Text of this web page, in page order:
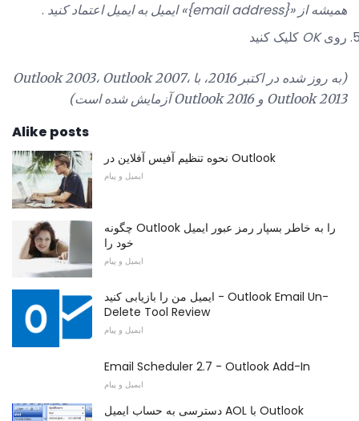
همیشه از «{email address}» ایمیل به ایمیل اعتماد کنید
.
رویOK کلیک کنید
(به روز شده در اکتبر 2016، با Outlook 2003، Outlook 2007،
Outlook 2013 و Outlook 2016 آزمایش شده است)
Alike posts
نحوه تنظیم آفیس آفلاین در Outlook
ایمیل و پیام
چگونه Outlook را به خاطر بسپار رمز عبور ایمیل
خود را
ایمیل و پیام
ایمیل من را بازیابی کنید - Outlook Email Un-
Delete Tool Review
ایمیل و پیام
Email Scheduler 2.7 - Outlook Add-In
ایمیل و پیام
دسترسی به حساب ایمیل AOL با Outlook